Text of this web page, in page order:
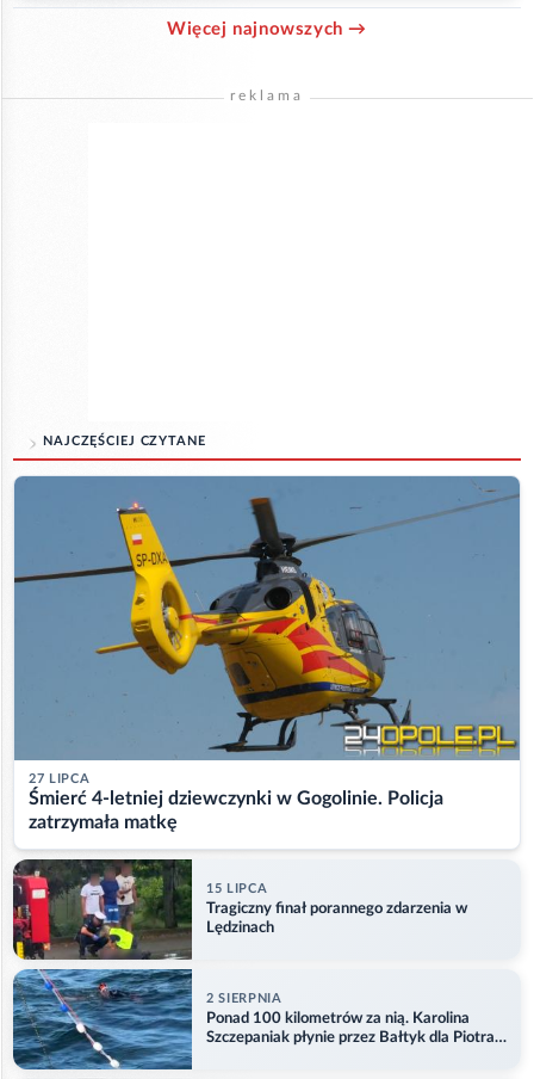
Więcej najnowszych →
reklama
NAJCZĘŚCIEJ CZYTANE
27 LIPCA
Śmierć 4-letniej dziewczynki w Gogolinie. Policja
zatrzymała matkę
15 LIPCA
Tragiczny finał porannego zdarzenia w
Lędzinach
2 SIERPNIA
Ponad 100 kilometrów za nią. Karolina
Szczepaniak płynie przez Bałtyk dla Piotra.